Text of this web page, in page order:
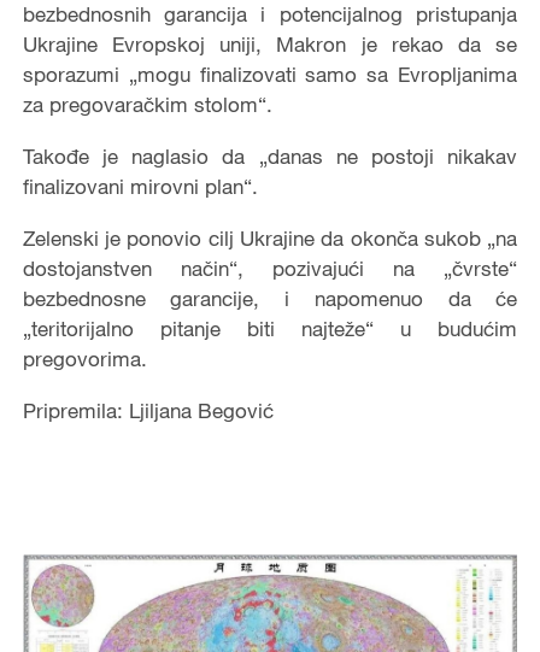
bezbednosnih garancija i potencijalnog pristupanja
Ukrajine Evropskoj uniji, Makron je rekao da se
sporazumi „mogu finalizovati samo sa Evropljanima
za pregovaračkim stolom“.
Takođe je naglasio da „danas ne postoji nikakav
finalizovani mirovni plan“.
Zelenski je ponovio cilj Ukrajine da okonča sukob „na
dostojanstven način“, pozivajući na „čvrste“
bezbednosne garancije, i napomenuo da će
„teritorijalno pitanje biti najteže“ u budućim
pregovorima.
Pripremila: Ljiljana Begović